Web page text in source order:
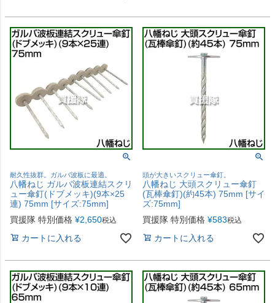
耐久性抜群。ガルバ波板に最適。
八幡ねじ ガルバ波板連結スクリ
ュー傘釘(ドブメッキ)(9本×25
連) 75mm [サイズ:75mm]
買援隊 特別価格 ¥2,650税込
カートに入れる
頭が大きいスクリュー傘釘。
八幡ねじ 大頭スクリュー傘釘
(瓦棒傘釘)(約45本) 75mm [サイ
ズ:75mm]
買援隊 特別価格 ¥583税込
カートに入れる